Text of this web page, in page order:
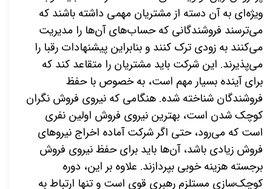
ویژه‌ای به آن دسته از مشتریان مهمی داشته باشند که
می‌ترسند فروشندگانی که حساب‌های آن‌ها را مدیریت
می‌کنند به زودی ترک کنند و بنابراین پیشنهادات رقبا را
می‌پذیرند. این شرکت باید مشتریان را متقاعد کند که
برای آینده بسیار مهم است، به خصوص با حفظ
فروشندگان شناخته شده. هنگامی که نیروی فروش نگران
کوچک شدن است، بهترین نیروی فروش اولین نفری
است که می‌رود، حتی اگر شرکت آماده اخراج نیروهای
فروش زیادی باشد، آن‌ها باید برای حفظ نیروی فروش
برجسته هزینه خوبی بپردازند. علاوه بر این، دوره
کوچک‌سازی مستلزم رهبری قوی است و تنها ارتباط به